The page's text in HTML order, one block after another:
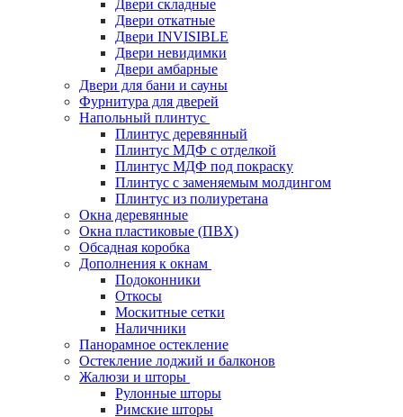
Двери складные
Двери откатные
Двери INVISIBLE
Двери невидимки
Двери амбарные
Двери для бани и сауны
Фурнитура для дверей
Напольный плинтус
Плинтус деревянный
Плинтус МДФ с отделкой
Плинтус МДФ под покраску
Плинтус с заменяемым молдингом
Плинтус из полиуретана
Окна деревянные
Окна пластиковые (ПВХ)
Обсадная коробка
Дополнения к окнам
Подоконники
Откосы
Москитные сетки
Наличники
Панорамное остекление
Остекление лоджий и балконов
Жалюзи и шторы
Рулонные шторы
Римские шторы